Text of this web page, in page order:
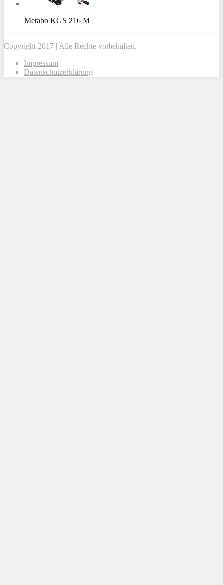
Metabo KGS 216 M
Copyright 2017 | Alle Rechte vorbehalten.
Impressum
Datenschutzerklärung